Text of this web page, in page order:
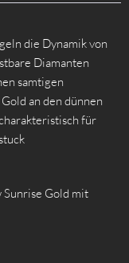
die Dynamik von
Diamanten
samtigen
an den dünnen
für
Gold mit